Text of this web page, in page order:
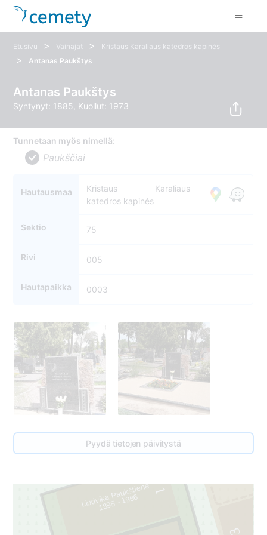
Etusivu > Vainajat > Kristaus Karaliaus katedros kapinės
> Antanas Paukštys
Antanas Paukštys
Syntynyt: 1885, Kuollut: 1973
Tunnetaan myös nimellä:
Paukščiai
Hautausmaa
Kristaus Karaliaus
katedros kapinės
Sektio 75
Rivi 005
Hautapaikka 0003
Pyydä tietojen päivitystä
1
3
Liudvika Paukštienė
1895 - 1966